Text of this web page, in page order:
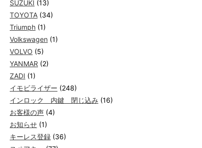
SUZUKI (13)
TOYOTA (34)
Triumph (1)
Volkswagen (1)
VOLVO (5)
YANMAR (2)
ZADI (1)
イモビライザー (248)
インロック 内鍵 閉じ込み (16)
お客様の声 (4)
お知らせ (1)
キーレス登録 (36)